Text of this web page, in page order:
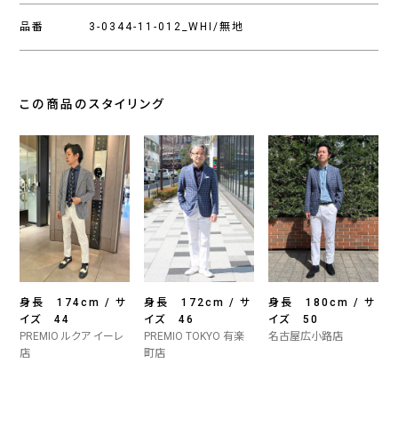
品番 3-0344-11-012_WHI/無地
この商品のスタイリング
身長 174cm / サ
イズ 44
PREMIO ルクア イーレ
店
身長 172cm / サ
イズ 46
PREMIO TOKYO 有楽
町店
身長 180cm / サ
イズ 50
名古屋広小路店